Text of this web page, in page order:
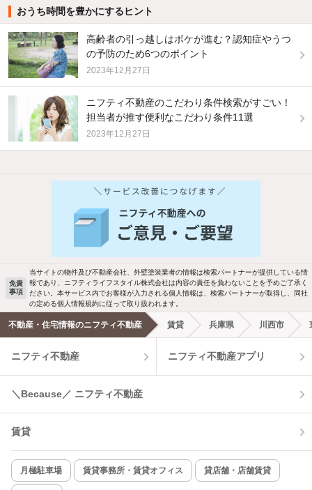
おうち時間を豊かにするヒント
高齢者の引っ越しはボケが進む？認知症やうつ
の予防のため6つのポイント
2023年12月27日
ニフティ不動産のこだわり条件検索がすごい！
担当者が推す便利なこだわり条件11選
2023年12月27日
他の人はこんな条件で絞り込んでいます！
バス・トイレ別 2階以上
洗濯機置場あり 独立洗面台
エアコンあり 都市ガス
温水洗浄便座 オートロック
コンロ2口以上
新着のみ インターネット無料
新着物件メール通知
ご希望の条件の物件が見つかり次第、メ
新着メール通知を受け取る
免責
事項
当サイトの物件及び不動産会社、外壁塗装業者の情報は検索パートナーが提供している情
報であり、ニフティライフスタイル株式会社は内容の責任を負わないことを予めご了承く
ださい。本サービス内でお客様が入力される個人情報は、検索パートナーが取得し、同社
の定める個人情報規約に従って取り扱われます。
不動産・住宅情報のニフティ不動産 賃貸 兵庫県 川西市
ニフティ不動産 ニフティ不動産アプリ
＼Because／ ニフティ不動産
賃貸
月極駐車場 賃貸事務所・賃貸オフィス 貸店舗・店舗賃貸